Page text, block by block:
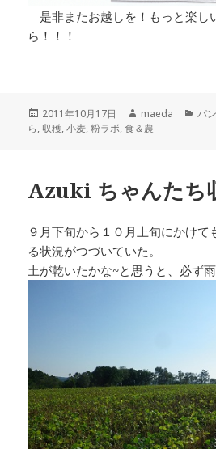
是非またお越しを！もっと楽し
ら！！！
投
稿
2011年10月17日
作
成
maeda
カ
パ
ら, 収穫,小麦,粉ラボ,食＆農
Azuki ちゃんたち
９月下旬から１０月上旬にかけて
る状況がつづいていた。
土が乾いたかな~と思うと、必ず雨